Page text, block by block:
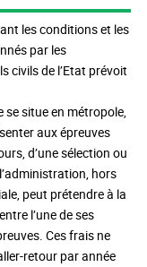
les conditions et les
par les
civils de l’Etat prévoit
se situe en métropole,
aux épreuves
d’une sélection ou
hors
peut prétendre à la
l’une de ses
Ces frais ne
retour par année